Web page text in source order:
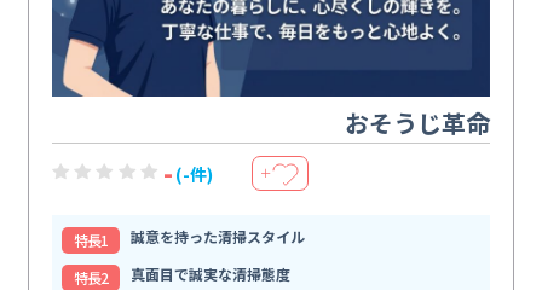
おそうじ革命
- (-件) ＋
特⻑1
誠意を持った清掃スタイル
特⻑2
真面目で誠実な清掃態度